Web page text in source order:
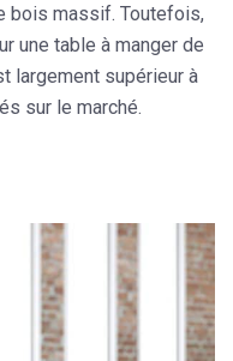
bois massif. Toutefois,
une table à manger de
largement supérieur à
sur le marché.